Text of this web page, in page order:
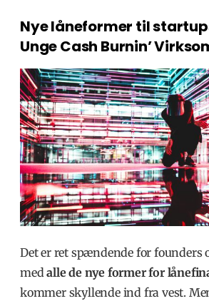
Nye låneformer til
Unge Cash Burnin’
Det er ret spændende for founders
medalle de nye former for
kommer skyllende ind fra vest.